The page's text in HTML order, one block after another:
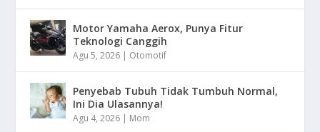
Motor Yamaha Aerox, Punya Fitur
Teknologi Canggih
Agu 5, 2026 | Otomotif
Penyebab Tubuh Tidak Tumbuh Normal,
Ini Dia Ulasannya!
Agu 4, 2026 | Mom